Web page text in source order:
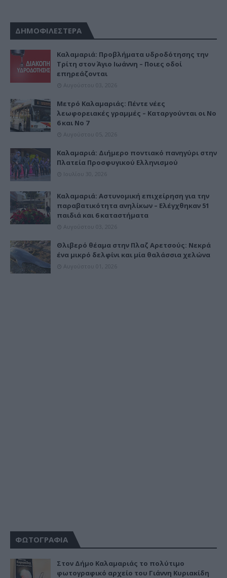
ΔΗΜΟΦΙΛΕΣΤΕΡΑ
Καλαμαριά: Προβλήματα υδροδότησης την
Τρίτη στον Άγιο Ιωάννη – Ποιες οδοί
επηρεάζονται
Αυγούστου 03, 2026
Μετρό Καλαμαριάς: Πέντε νέες
λεωφορειακές γραμμές – Καταργούνται οι Νο
6 και Νο 7
Αυγούστου 05, 2026
Καλαμαριά: Διήμερο ποντιακό πανηγύρι στην
Πλατεία Προσφυγικού Ελληνισμού
Ιουλίου 30, 2026
Καλαμαριά: Αστυνομική επιχείρηση για την
παραβατικότητα ανηλίκων – Ελέγχθηκαν 51
παιδιά και 6 καταστήματα
Αυγούστου 03, 2026
Θλιβερό θέαμα στην Πλαζ Αρετσούς: Νεκρά
ένα μικρό δελφίνι και μία θαλάσσια χελώνα
Αυγούστου 01, 2026
ΦΩΤΟΓΡΑΦΙΑ
Στον Δήμο Καλαμαριάς το πολύτιμο
φωτογραφικό αρχείο του Γιάννη Κυριακίδη